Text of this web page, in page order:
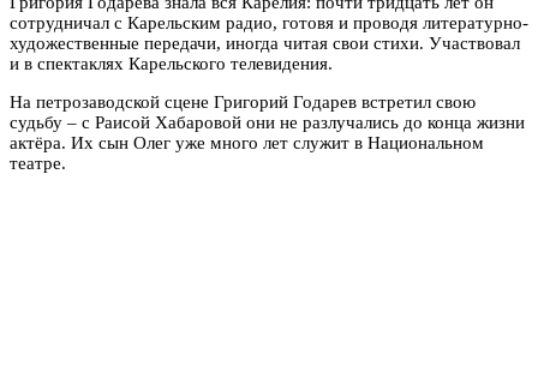
сотрудничал с Карельским радио, готовя и проводя литературно-
художественные передачи, иногда читая свои стихи. Участвовал
и в спектаклях Карельского телевидения.
На петрозаводской сцене Григорий Годарев встретил свою
судьбу – с Раисой Хабаровой они не разлучались до конца жизни
актёра. Их сын Олег уже много лет служит в Национальном
театре.